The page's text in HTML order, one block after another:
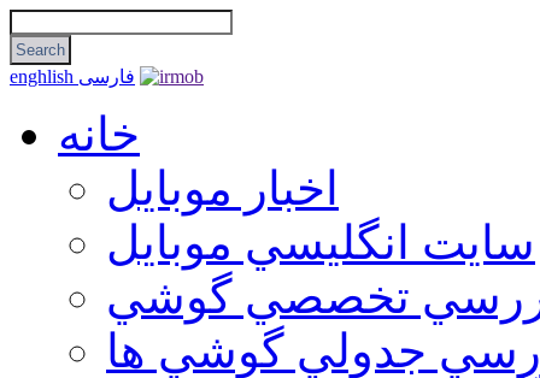
enghlish فارسی
خانه
اخبار موبایل
سايت انگليسي موبايل
تخصصي گوشي
جدولي گوشي ها